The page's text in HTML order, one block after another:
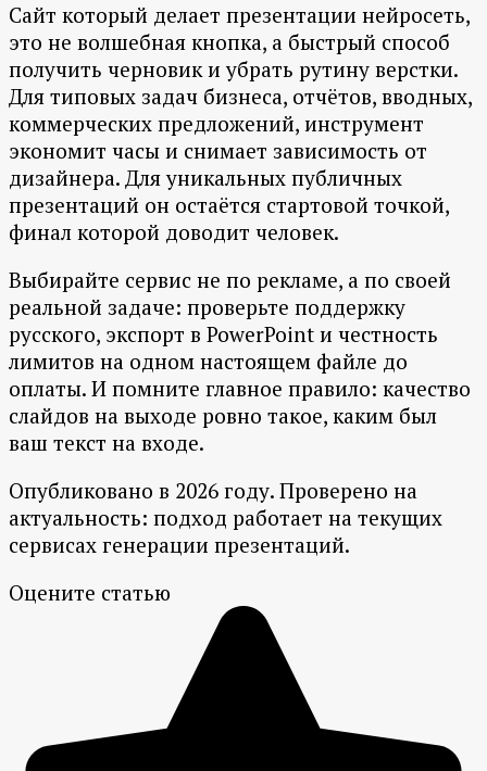
Сайт который делает презентации нейросеть,
это не волшебная кнопка, а быстрый способ
получить черновик и убрать рутину верстки.
Для типовых задач бизнеса, отчётов, вводных,
коммерческих предложений, инструмент
экономит часы и снимает зависимость от
дизайнера. Для уникальных публичных
презентаций он остаётся стартовой точкой,
финал которой доводит человек.
Выбирайте сервис не по рекламе, а по своей
реальной задаче: проверьте поддержку
русского, экспорт в PowerPoint и честность
лимитов на одном настоящем файле до
оплаты. И помните главное правило: качество
слайдов на выходе ровно такое, каким был
ваш текст на входе.
Опубликовано в 2026 году. Проверено на
актуальность: подход работает на текущих
сервисах генерации презентаций.
Оцените статью